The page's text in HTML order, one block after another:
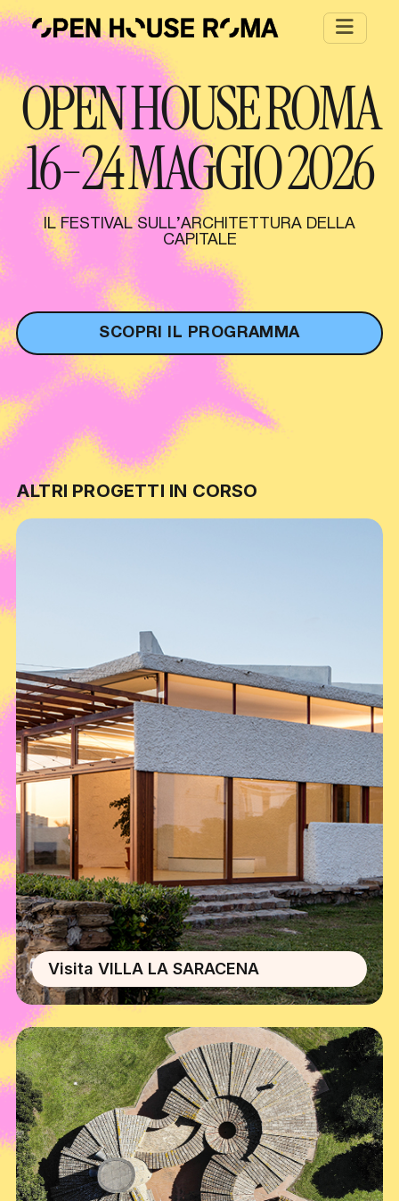
Salta al contenuto principale
OPEN HOUSE ROMA
16-24 MAGGIO 2026
IL FESTIVAL SULL’ARCHITETTURA DELLA
CAPITALE
SCOPRI IL PROGRAMMA
ALTRI PROGETTI IN CORSO
Visita VILLA LA SARACENA